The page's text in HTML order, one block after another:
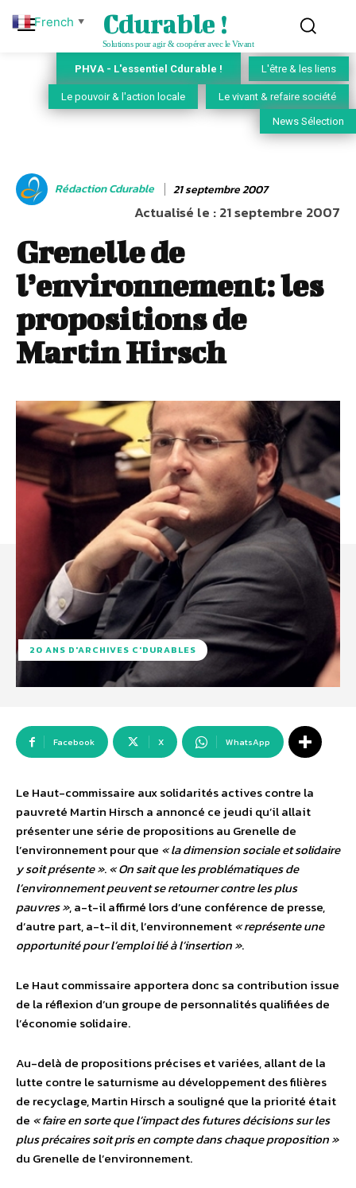
Cdurable !
Solutions pour agir & coopérer avec le Vivant
PHVA - L'essentiel Cdurable ! L'être & les liens
Le pouvoir & l'action locale Le vivant & refaire société
News Sélection
Rédaction Cdurable 21 septembre 2007
Actualisé le :21 septembre 2007
Grenelle de
l’environnement: les
propositions de
Martin Hirsch
20 ANS D'ARCHIVES C'DURABLES
Facebook X WhatsApp
Le Haut-commissaire aux solidarités actives contre la
pauvreté Martin Hirsch a annoncé ce jeudi qu’il allait
présenter une série de propositions au Grenelle de
l’environnement pour que « la dimension sociale et solidaire
y soit présente ».« On sait que les problématiques de
l’environnement peuvent se retourner contre les plus
pauvres », a-t-il affirmé lors d’une conférence de presse,
d’autre part, a-t-il dit, l’environnement« représente une
opportunité pour l’emploi lié à l’insertion ».
Le Haut commissaire apportera donc sa contribution issue
de la réflexion d’un groupe de personnalités qualifiées de
l’économie solidaire.
Au-delà de propositions précises et variées, allant de la
lutte contre le saturnisme au développement des filières
de recyclage, Martin Hirsch a souligné que la priorité était
de « faire en sorte que l’impact des futures décisions sur les
plus précaires soit pris en compte dans chaque proposition »
du Grenelle de l’environnement.
French ▼